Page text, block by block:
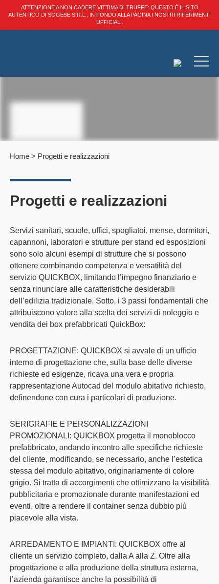
ATTENZIONE A NON CADERE VITTIMA DI TRUFFE: QUESTO È IL SITO
AUTENTICO DI SOGESE S.R.L., IN FONDO ALLA PAGINA I NOSTRI RIFERIMENTI
UFFICIALI.
Home > Progetti e realizzazioni
Progetti e realizzazioni
Servizi sanitari, scuole, uffici, spogliatoi, mense, dormitori,
capannoni, laboratori e strutture per stand ed esposizioni
sono solo alcuni esempi di strutture che si possono
ottenere combinando competenza e versatilità del
servizio QUICKBOX, limitando l’impegno finanziario e
senza rinunciare alle caratteristiche desiderabili
dell’edilizia tradizionale. Sotto, i 3 passi fondamentali che
attribuiscono valore alla scelta dei servizi di noleggio e
vendita dei box prefabbricati QuickBox:
PROGETTAZIONE: QUICKBOX si avvale di un ufficio
interno di progettazione che, sulla base delle diverse
richieste ed esigenze, ricava una vera e propria
rappresentazione Autocad del modulo abitativo richiesto,
definendone con cura i particolari di produzione.
SERIGRAFIE E PERSONALIZZAZIONI
PROMOZIONALI : QUICKBOX progetta il monoblocco
prefabbricato, andando incontro alle specifiche richieste
del cliente, modificando, se necessario, anche l’estetica
stessa del modulo abitativo, originariamente di colore
grigio. Si tratta di accorgimenti che ottimizzano la visibilità
pubblicitaria e promozionale durante manifestazioni ed
eventi, oltre a rendere il container senza dubbio più
piacevole alla vista.
ARREDAMENTO E IMPIANTI : QUICKBOX offre al
cliente un servizio completo, dalla A alla Z. Oltre alla
progettazione e alla produzione della struttura esterna,
l’azienda garantisce anche la possibilità di